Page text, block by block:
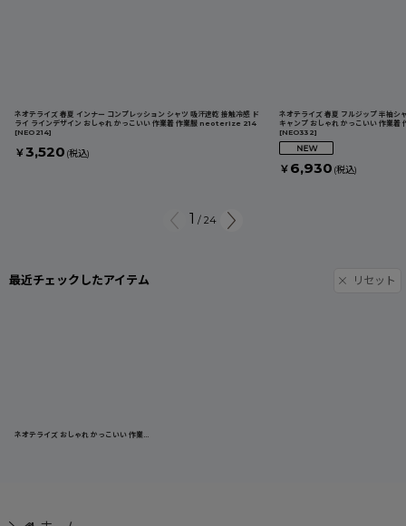
ネオテライズ 春夏 インナー コンプレッション シャツ 吸汗速乾 接触冷感 ド
ライ ラインデザイン おしゃれ かっこいい 作業着 作業服 neoterize 214
[NEO214]
￥3,520 (税込)
ネオテライズ 春夏 フルジップ 半袖シ
キャンプ おしゃれ かっこいい 作業
[NEO332]
￥ 6,930 (税込)
1 / 24
最近チェックしたアイテム リセット
ネオテライズ おしゃれ かっこいい 作業着 作業服 NEOterize 8223 綿97％ ハイパーストレッチ パラシュートパンツ カーゴパンツ ジョガーパンツ